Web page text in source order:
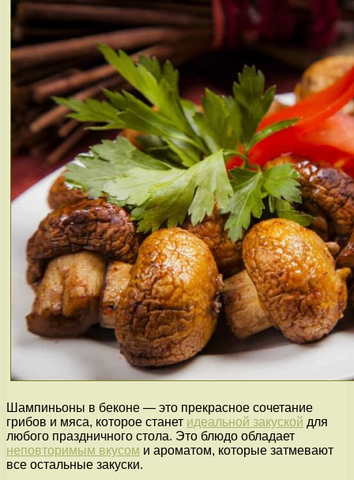
Шампиньоны в беконе — это прекрасное сочетание
грибов и мяса, которое станет идеальной закуской для
любого праздничного стола. Это блюдо обладает
неповторимым вкусом и ароматом, которые затмевают
все остальные закуски.